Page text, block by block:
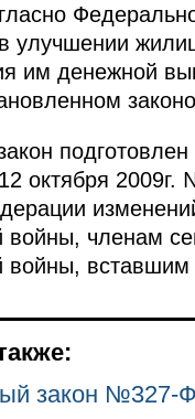
улучшении
им денежной
октября 2009г.
войны, членам
войны,
закон №327-